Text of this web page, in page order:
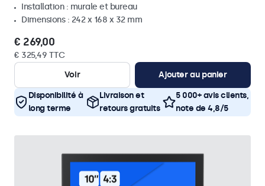
Installation : murale et bureau
Dimensions : 242 x 168 x 32 mm
€ 269,00
€ 325,49 TTC
Voir
Ajouter au panier
Disponibilité à
long terme
Livraison et
retours gratuits
5 000+ avis clients,
note de 4,8/5